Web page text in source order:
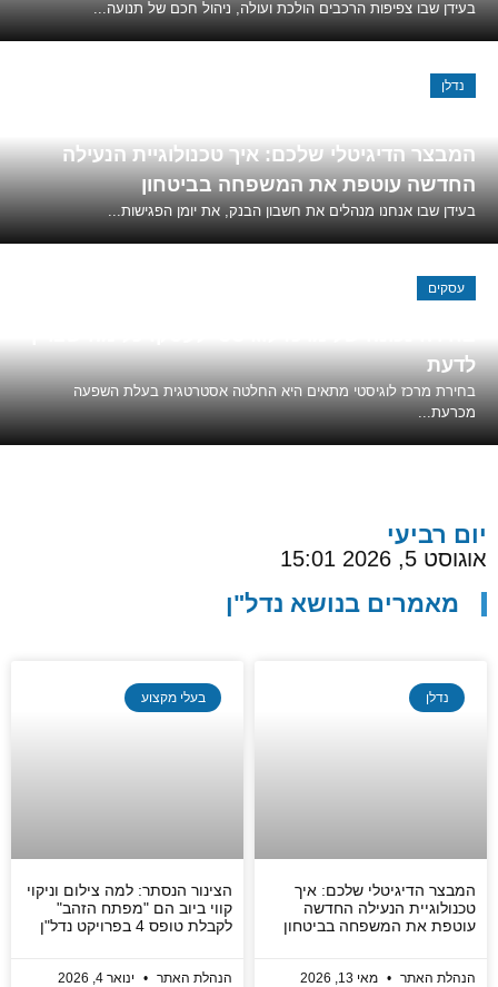
בעידן שבו צפיפות הרכבים הולכת ועולה, ניהול חכם של תנועה...
נדלן
המבצר הדיגיטלי שלכם: איך טכנולוגיית הנעילה
החדשה עוטפת את המשפחה בביטחון
בעידן שבו אנחנו מנהלים את חשבון הבנק, את יומן הפגישות...
עסקים
לדעת
בחירת מרכז לוגיסטי מתאים היא החלטה אסטרטגית בעלת השפעה
מכרעת...
יום רביעי
אוגוסט 5, 2026 15:01
מאמרים בנושא נדל"ן
נדלן
המבצר הדיגיטלי שלכם: איך
טכנולוגיית הנעילה החדשה
עוטפת את המשפחה בביטחון
הנהלת האתר מאי 13, 2026
בעלי מקצוע
הצינור הנסתר: למה צילום וניקוי
קווי ביוב הם "מפתח הזהב"
לקבלת טופס 4 בפרויקט נדל"ן
הנהלת האתר ינואר 4, 2026